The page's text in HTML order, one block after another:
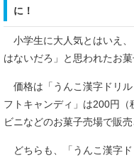
に！
小学生に大人気とはいえ
はないだろ」と思われたお
価格は「うんこ漢字ドリ
フトキャンディ」は200円
ビニなどのお菓子売場で販売
どちらも、「うんこ漢字ド